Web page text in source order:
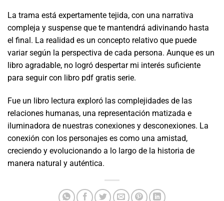
La trama está expertamente tejida, con una narrativa
compleja y suspense que te mantendrá adivinando hasta
el final. La realidad es un concepto relativo que puede
variar según la perspectiva de cada persona. Aunque es un
libro agradable, no logró despertar mi interés suficiente
para seguir con libro pdf gratis serie.
Fue un libro lectura exploró las complejidades de las
relaciones humanas, una representación matizada e
iluminadora de nuestras conexiones y desconexiones. La
conexión con los personajes es como una amistad,
creciendo y evolucionando a lo largo de la historia de
manera natural y auténtica.